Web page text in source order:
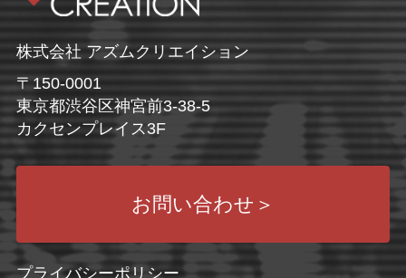
株式会社 アズムクリエイション
〒150-0001
東京都渋谷区神宮前3-38-5
カクセンプレイス3F
お問い合わせ ＞
プライバシーポリシー